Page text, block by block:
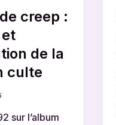
creep :
de la
culte
sur l’album